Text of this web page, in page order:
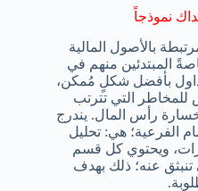
نموذجاً
بالأصول المالية
المبتدئين منهم في
بأفضل شكلٍ مُمكن،
للمخاطر التي تترتب
رأس المال. يندرج
الفرعية؛ هي: تحليل
ويحتوي كل قسم
عنه؛ ذلك بهدف